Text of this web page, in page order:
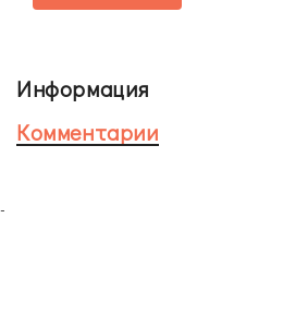
Информация
Комментарии
-